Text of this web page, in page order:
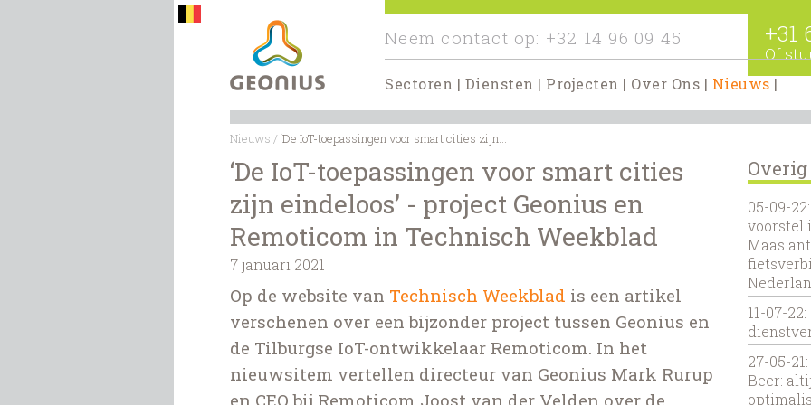
Neem contact op: +32 14 96 09 45
Sectoren | Diensten | Projecten | Over Ons | Nieuws |
+31
Of
05-09-
voorstel
Maas
11-07-
27-05-
Beer:
Nieuws /‘De IoT-toepassingen voor smart cities zijn...
‘De IoT-toepassingen voor smart cities
zijn eindeloos’ - project Geonius en
Remoticom in Technisch Weekblad
7 januari 2021
Op de website van Technisch Weekblad is een artikel
verschenen over een bijzonder project tussen Geonius en
de Tilburgse IoT-ontwikkelaar Remoticom. In het
nieuwsitem vertellen directeur van Geonius Mark Rurup
en CEO bij Remoticom Joost van der Velden over de